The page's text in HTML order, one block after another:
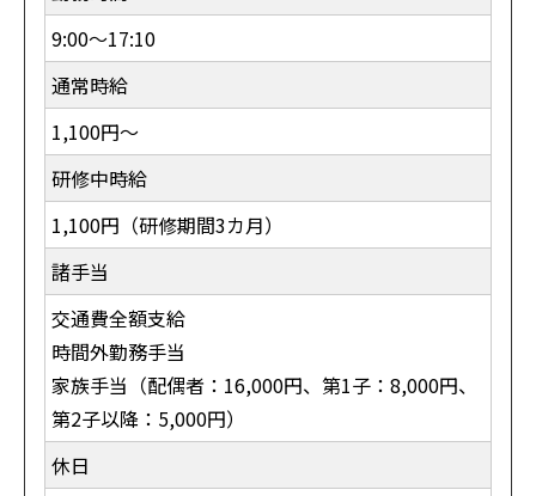
9:00～17:10
通常時給
1,100円〜
研修中時給
1,100円（研修期間3カ月）
諸手当
交通費全額支給
時間外勤務手当
家族手当（配偶者：16,000円、第1子：8,000円、
第2子以降：5,000円）
休日